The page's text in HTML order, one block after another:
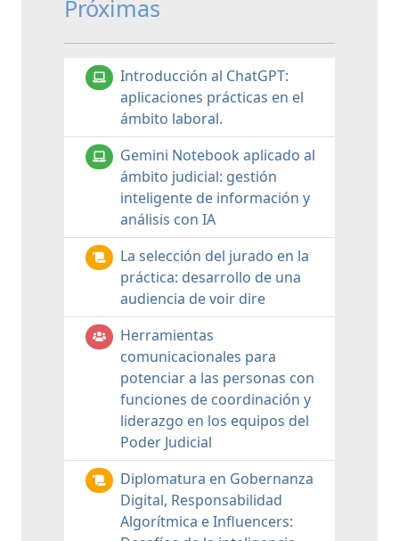
Próximas
Introducción al ChatGPT:
aplicaciones prácticas en el
ámbito laboral.
Gemini Notebook aplicado al
ámbito judicial: gestión
inteligente de información y
análisis con IA
La selección del jurado en la
práctica: desarrollo de una
audiencia de voir dire
Herramientas
comunicacionales para
potenciar a las personas con
funciones de coordinación y
liderazgo en los equipos del
Poder Judicial
Diplomatura en Gobernanza
Digital, Responsabilidad
Algorítmica e Influencers: